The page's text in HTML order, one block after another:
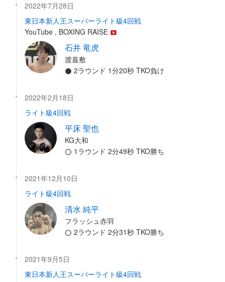
2022年7月28日
東日本新人王スーパーライト級4回戦
YouTube , BOXING RAISE
石井 竜虎
渡嘉敷
2ラウンド 1分20秒 TKO負け
2022年2月18日
ライト級4回戦
平床 聖也
KG大和
1ラウンド 2分49秒 TKO勝ち
2021年12月10日
ライト級4回戦
清水 純平
フラッシュ赤羽
2ラウンド 2分31秒 TKO勝ち
2021年9月5日
東日本新人王スーパーライト級4回戦